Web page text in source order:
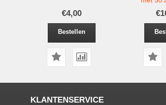
€4,00
Bestellen
KLANTENSERVICE